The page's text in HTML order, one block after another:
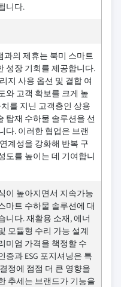
니다.
의 제휴는 북미 스마트
성장 기회를 제공합니다.
지 사용 옵션 및 결합 여
와 고객 확보를 크게 높
를 지닌 고객층인 상용
탑재 수하물 솔루션을 선
다. 이러한 협업은 브랜
계성을 강화해 반복 구
도를 높이는 데 기여합니
이 높아지면서 지속가능
마트 수하물 솔루션에 대
니다. 재활용 소재, 에너
모듈형 수리 가능 설계
미엄 가격을 책정할 수
증과 ESG 포지셔닝은 특
정에 점점 더 큰 영향을
추세는 브랜드가 기능을